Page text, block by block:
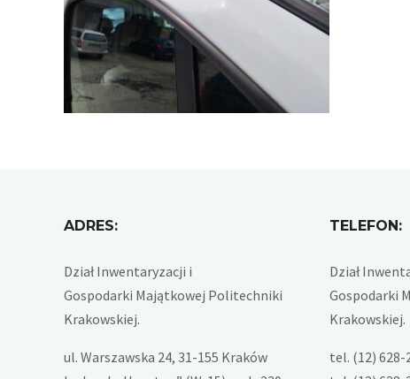
ADRES:
Dział Inwentaryzacji i
Gospodarki Majątkowej Politechniki
Krakowskiej.
ul. Warszawska 24, 31-155 Kraków
TELEFON:
Dział
Gospodarki
Krakowskiej.
tel. (12) 628-